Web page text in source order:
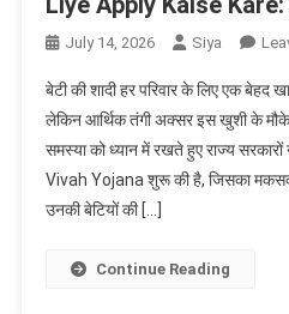
July 14, 2026 Siya
बेटी की शादी हर परिवार के लिए एक बेहद
लेकिन आर्थिक तंगी अक्सर इस खुशी के मौके
समस्या को ध्यान में रखते हुए राज्य
Vivah Yojana शुरू की है, जिसका मकसद
उनकी बेटियों की […]
Continue Reading